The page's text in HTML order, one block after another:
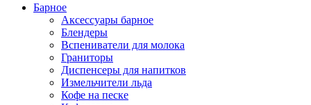
Барное
Аксессуары барное
Блендеры
Вспениватели для молока
Граниторы
Диспенсеры для напитков
Измельчители льда
Кофе на песке